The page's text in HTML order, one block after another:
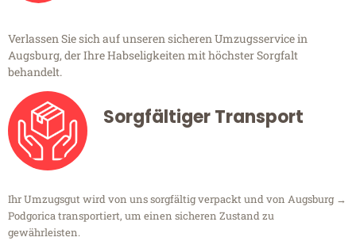
Verlassen Sie sich auf unseren sicheren Umzugsservice in
Augsburg, der Ihre Habseligkeiten mit höchster Sorgfalt
behandelt.
Sorgfältiger Transport
Ihr Umzugsgut wird von uns sorgfältig verpackt und von Augsburg →
Podgorica transportiert, um einen sicheren Zustand zu
gewährleisten.